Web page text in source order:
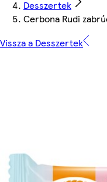
Desszertek
Cerbona Rudi
Vissza a Desszertek